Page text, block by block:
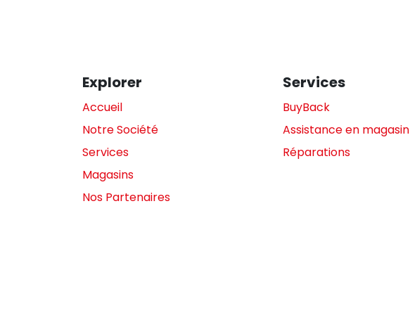
Explorer
Accueil
Notre Société
Services
Magasins
Nos Partenaires
Services
BuyBack
Assistance en magasin
Réparations